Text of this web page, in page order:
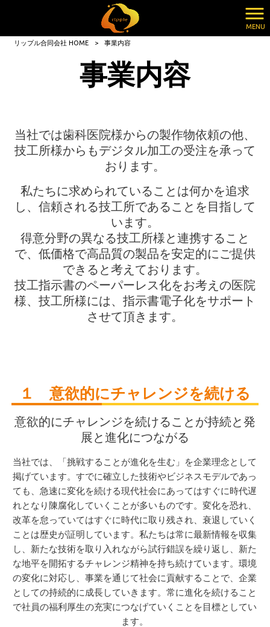
MENU
リップル合同会社 HOME > 事業内容
事業内容
当社では歯科医院様からの製作物依頼の他、
技工所様からもデジタル加工の受注を承って
おります。
私たちに求められていることは何かを追求
し、信頼される技工所であることを目指して
います。
得意分野の異なる技工所様と連携すること
で、低価格で高品質の製品を安定的にご提供
できると考えております。
技工指示書のペーパーレス化をお考えの医院
様、技工所様には、指示書電子化をサポート
させて頂きます。
１ 意欲的にチャレンジを続ける
意欲的にチャレンジを続けることが持続と発
展と進化につながる
当社では、「挑戦することが進化を生む」を企業理念として
掲げています。すでに確立した技術やビジネスモデルであっ
ても、急速に変化を続ける現代社会にあってはすぐに時代遅
れとなり陳腐化していくことが多いものです。変化を恐れ、
改革を怠っていてはすぐに時代に取り残され、衰退していく
ことは歴史が証明しています。私たちは常に最新情報を収集
し、新たな技術を取り入れながら試行錯誤を繰り返し、新た
な地平を開拓するチャレンジ精神を持ち続けています。環境
の変化に対応し、事業を通じて社会に貢献することで、企業
としての持続的に成長していきます。常に進化を続けること
で社員の福利厚生の充実につなげていくことを目標としてい
ます。